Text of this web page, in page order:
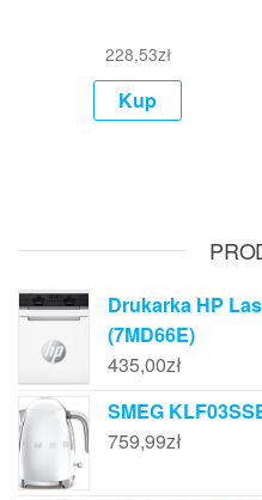
228,53zł
Kup
Drukarka HP
(7MD66E)
435,00zł
SMEG
759,99zł